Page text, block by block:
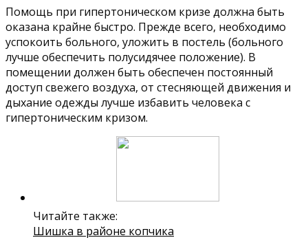
Помощь при гипертоническом кризе должна быть
оказана крайне быстро. Прежде всего, необходимо
успокоить больного, уложить в постель (больного
лучше обеспечить полусидячее положение). В
помещении должен быть обеспечен постоянный
доступ свежего воздуха, от стесняющей движения и
дыхание одежды лучше избавить человека с
гипертоническим кризом.
Читайте также:
Шишка в районе копчика